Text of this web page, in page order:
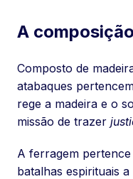
A
Composto de
atabaques
rege a madeira e o
missão de trazer
A ferragem pertence
batalhas espirituais